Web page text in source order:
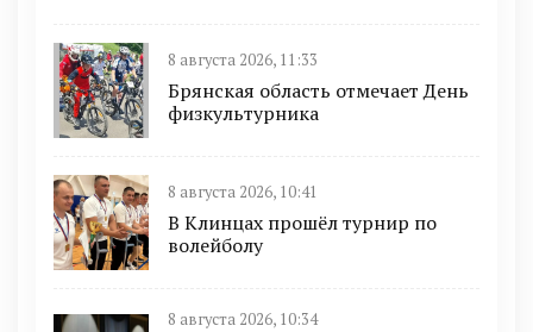
8 августа 2026, 11:33
Брянская область отмечает День
физкультурника
8 августа 2026, 10:41
В Клинцах прошёл турнир по
волейболу
8 августа 2026, 10:34